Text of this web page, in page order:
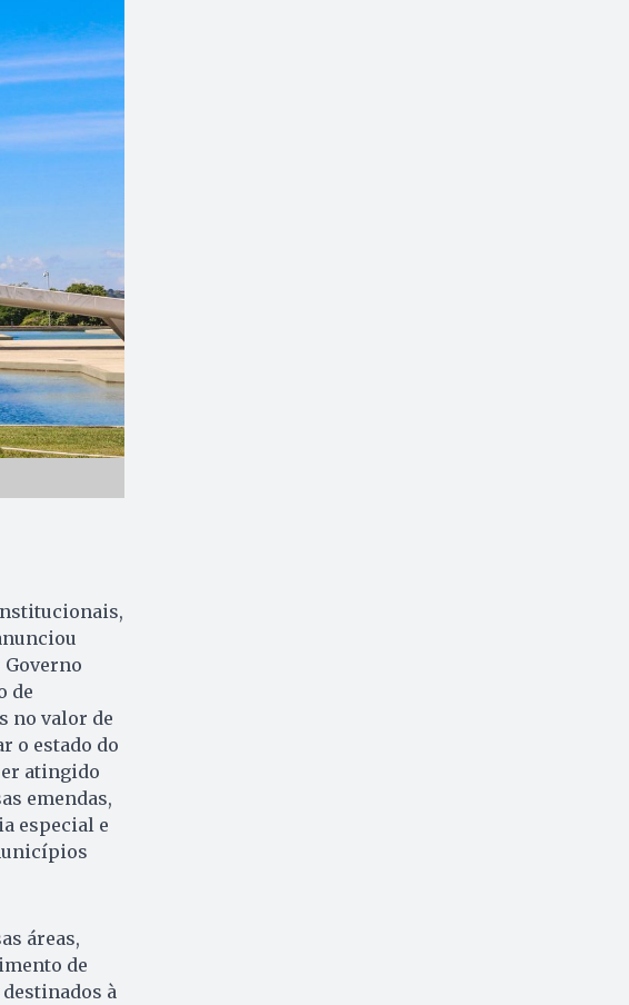
Governo
de
no valor de
o estado do
atingido
emendas,
especial e
áreas,
de
à